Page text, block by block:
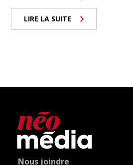
LIRE LA SUITE
Nous joindre